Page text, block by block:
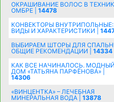
ОКРАШИВАНИЕ ВОЛОС В
ОМБРЕ | 14478
КОНВЕКТОРЫ ВНУТРИПОЛЬНЫЕ:
ВИДЫ И ХАРАКТЕРИСТИКИ |
ВЫБИРАЕМ ШТОРЫ ДЛЯ
ОБЩИЕ РЕКОМЕНДАЦИИ | 14334
КАК ВСЕ НАЧИНАЛОСЬ. МОДНЫЙ
ДОМ «ТАТЬЯНА ПАРФЁНОВА» |
14306
«ВИНЦЕНТКА» – ЛЕЧЕБНАЯ
МИНЕРАЛЬНАЯ ВОДА | 13878